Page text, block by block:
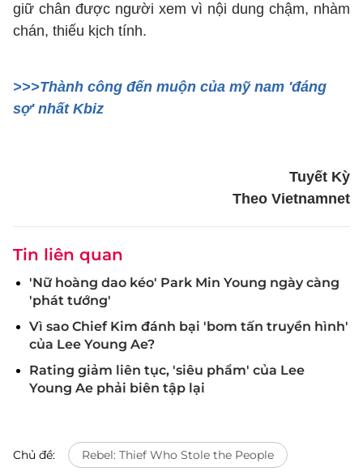
giữ chân được người xem vì nội dung chậm, nhàm
chán, thiếu kịch tính.
>>>Thành công đến muộn của mỹ nam 'đáng
sợ' nhất Kbiz
Tuyết Kỳ
Theo Vietnamnet
Tin liên quan
'Nữ hoàng dao kéo' Park Min Young ngày càng
'phát tướng'
Vì sao Chief Kim đánh bại 'bom tấn truyền hình'
của Lee Young Ae?
Rating giảm liên tục, 'siêu phẩm' của Lee
Young Ae phải biên tập lại
Chủ đề: Rebel: Thief Who Stole the People